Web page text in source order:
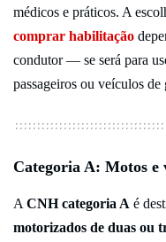
médicos e práticos. A
comprar habilitação
condutor — se será para
passageiros ou veículos de
Categoria A: Motos e
ACNH categoria A é
motorizados de duas ou